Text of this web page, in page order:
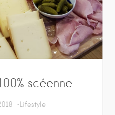
scéenne
Lifestyle